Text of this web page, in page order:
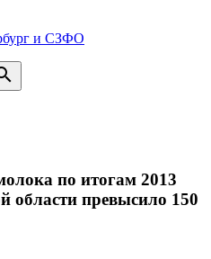
и СЗФО
по итогам 2013
области превысило 150